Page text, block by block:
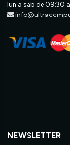
lun a sab de 09:30
NEWSLETTER